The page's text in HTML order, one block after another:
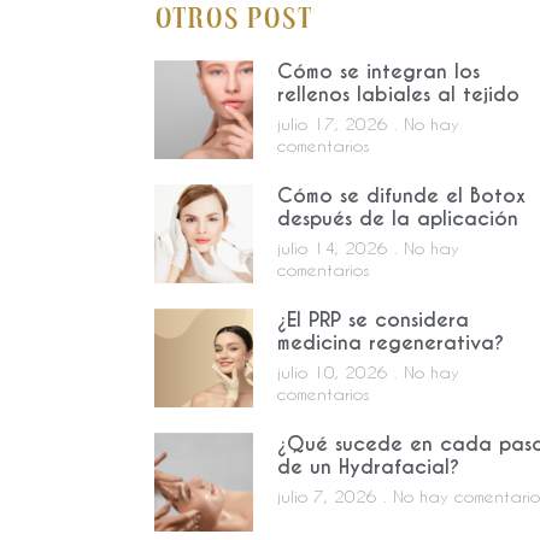
Otros Post
Cómo se integran los
rellenos labiales al tejido
julio 17, 2026
No hay
comentarios
Cómo se difunde el Botox
después de la aplicación
julio 14, 2026
No hay
comentarios
¿El PRP se considera
medicina regenerativa?
julio 10, 2026
No hay
comentarios
¿Qué sucede en cada
de un Hydrafacial?
julio 7, 2026 No hay